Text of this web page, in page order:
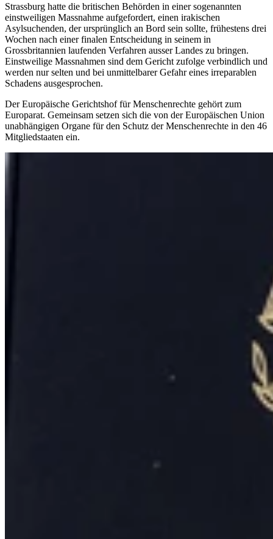
Strassburg hatte die britischen Behörden in einer sogenannten
einstweiligen Massnahme aufgefordert, einen irakischen
Asylsuchenden, der ursprünglich an Bord sein sollte, frühestens drei
Wochen nach einer finalen Entscheidung in seinem in
Grossbritannien laufenden Verfahren ausser Landes zu bringen.
Einstweilige Massnahmen sind dem Gericht zufolge verbindlich und
werden nur selten und bei unmittelbarer Gefahr eines irreparablen
Schadens ausgesprochen.
Der Europäische Gerichtshof für Menschenrechte gehört zum
Europarat. Gemeinsam setzen sich die von der Europäischen Union
unabhängigen Organe für den Schutz der Menschenrechte in den 46
Mitgliedstaaten ein.